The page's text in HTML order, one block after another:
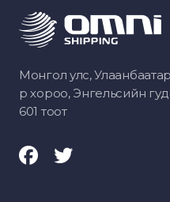
Монгол улс, Улаанбаатар
р хороо, Энгельсийн
601 тоот